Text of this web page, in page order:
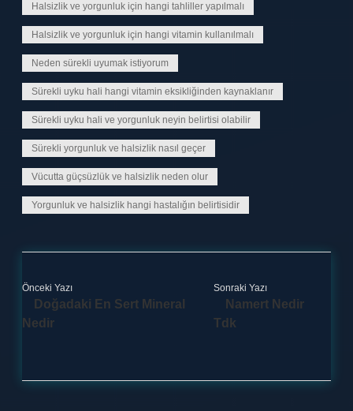
Halsizlik ve yorgunluk için hangi tahliller yapılmalı
Halsizlik ve yorgunluk için hangi vitamin kullanılmalı
Neden sürekli uyumak istiyorum
Sürekli uyku hali hangi vitamin eksikliğinden kaynaklanır
Sürekli uyku hali ve yorgunluk neyin belirtisi olabilir
Sürekli yorgunluk ve halsizlik nasıl geçer
Vücutta güçsüzlük ve halsizlik neden olur
Yorgunluk ve halsizlik hangi hastalığın belirtisidir
Önceki Yazı
Doğadaki En Sert Mineral
Nedir
Sonraki Yazı
Namert Nedir
Tdk